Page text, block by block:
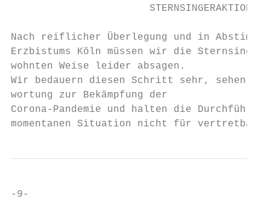
STERNSINGERAKTION
Nach reiflicher Überlegung und in
Erzbistums Köln müssen wir die
wohnten Weise leider absagen.
Wir bedauern diesen Schritt sehr, sehen
wortung zur Bekämpfung der
Corona-Pandemie und halten die
momentanen Situation nicht für vertretbar.
-9-